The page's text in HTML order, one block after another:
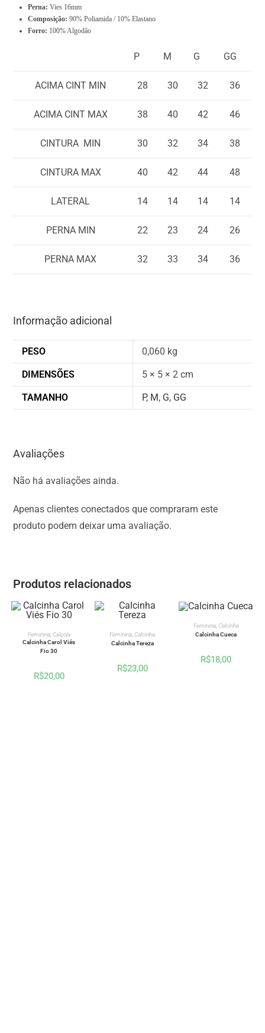
Perna:Vies 16mm
Composição: 90% Poliamida / 10% Elastano
Forro: 100% Algodão
P M G GG
ACIMA CINT MIN 28 30 32 36
ACIMA CINT MAX 38 40 42 46
CINTURA MIN 30 32 34 38
CINTURA MAX 40 42 44 48
LATERAL 14 14 14 14
PERNA MIN 22 23 24 26
PERNA MAX 32 33 34 36
Informação adicional
PESO 0,060 kg
DIMENSÕES 5 × 5 × 2 cm
TAMANHO P, M, G, GG
Avaliações
Não há avaliações ainda.
Apenas clientes conectados que compraram este
produto podem deixar uma avaliação.
Produtos relacionados
VER OPÇÕES
Feminina, Calçola
Calcinha Carol Viés
Fio 30
R$20,00
VER OPÇÕES
Feminina ,Calcinha
Calcinha Tereza
R$23,00
VER OPÇÕES
Feminina, Calcinha
Calcinha Cueca
R$18,00